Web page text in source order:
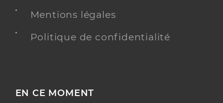
Mentions légales
Politique de confidentialité
EN CE MOMENT